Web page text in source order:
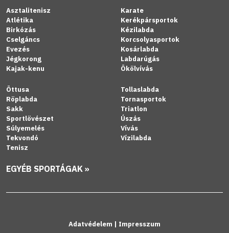
Asztalitenisz
Atlétika
Birkózás
Cselgáncs
Evezés
Jégkorong
Kajak-kenu
Karate
Kerékpársportok
Kézilabda
Korcsolyasportok
Kosárlabda
Labdarúgás
Ökölvívás
Öttusa
Röplabda
Sakk
Sportlövészet
Súlyemelés
Tekvondó
Tenisz
Tollaslabda
Tornasportok
Triatlon
Úszás
Vívás
Vízilabda
EGYÉB SPORTÁGAK »
Adatvédelem | Impresszum